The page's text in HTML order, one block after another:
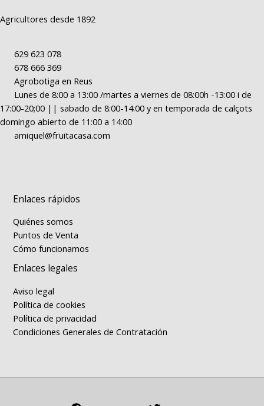
Agricultores desde 1892
629 623 078
678 666 369
Agrobotiga en Reus
Lunes de 8:00 a 13:00 /martes a viernes de 08:00h -13:00 i de
17:00-20;00 || sabado de 8:00-14:00 y en temporada de calçots
domingo abierto de 11:00 a 14:00
amiquel@fruitacasa.com
Enlaces rápidos
Quiénes somos
Puntos de Venta
Cómo funcionamos
Enlaces legales
Aviso legal
Política de cookies
Política de privacidad
Condiciones Generales de Contratación